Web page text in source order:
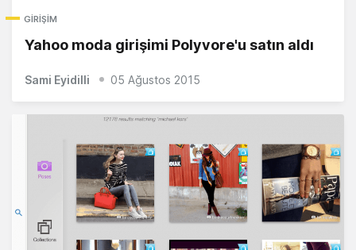
GIRIŞIM
Yahoo moda girişimi Polyvore'u satın aldı
Sami Eyidilli 05 Ağustos 2015